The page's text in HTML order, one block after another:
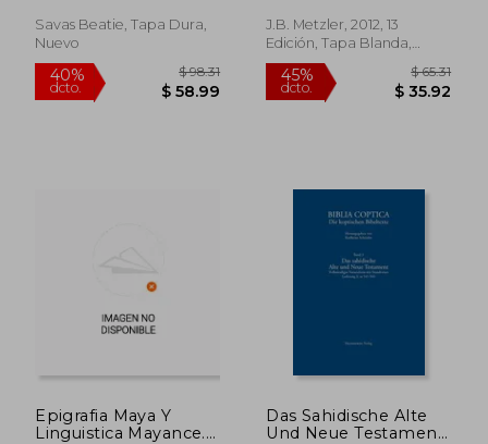
40% $ 1,322.64 45% $
Veterans, 1877-1943:
Volume 3 - Author,
Inglés)
Savas Beatie, Tapa Dura,
Nuevo
Zur Globalisierung
(en Alemán)
J.B. Metzler, 2012, 13
Edición, Tapa Blanda,
Nuevo
Epigrafia Maya Y
Linguistica Mayance.
Das Sahidische Alte
Und Neue Testament.